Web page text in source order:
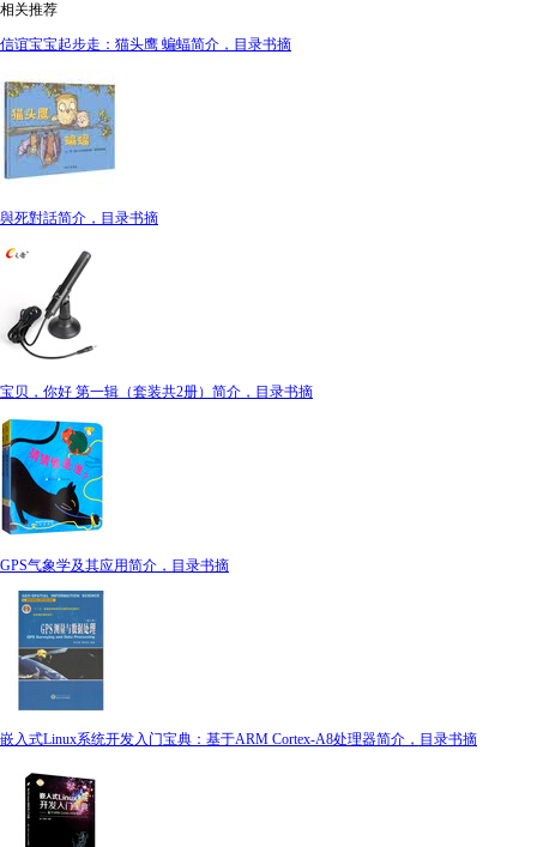
相关推荐
信谊宝宝起步走：猫头鹰 蝙蝠简介，目录书摘
與死對話简介，目录书摘
宝贝，你好 第一辑（套装共2册）简介，目录书摘
GPS气象学及其应用简介，目录书摘
嵌入式Linux系统开发入门宝典：基于ARM Cortex-A8处理器简介，目录书摘